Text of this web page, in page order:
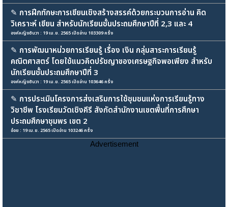
✎ การฝึกทักษะการเขียนเชิงสร้างสรรค์ด้วยกระบวนการอ่าน คิด
วิเคราะห์ เขียน สำหรับนักเรียนชั้นประถมศึกษาปีที่ 2,3 และ 4
องค์หญิงซันวา : 19 เม.ย. 2565 เปิดอ่าน 103309 ครั้ง
✎ การพัฒนาหน่วยการเรียนรู้ เรื่อง เงิน กลุ่มสาระการเรียนรู้
คณิตศาสตร์ โดยใช้แนวคิดปรัชญาของเศรษฐกิจพอเพียง สำหรับ
นักเรียนชั้นประถมศึกษาปีที่ 3
องค์หญิงซันวา : 19 เม.ย. 2565 เปิดอ่าน 103646 ครั้ง
✎ การประเมินโครงการส่งเสริมการใช้ชุมชนแห่งการเรียนรู้ทาง
วิชาชีพ โรงเรียนวัดเชิงคีรี สังกัดสำนักงานเขตพื้นที่การศึกษา
ประถมศึกษาชุมพร เขต 2
อ๋อย : 19 เม.ย. 2565 เปิดอ่าน 103246 ครั้ง
Advertisement